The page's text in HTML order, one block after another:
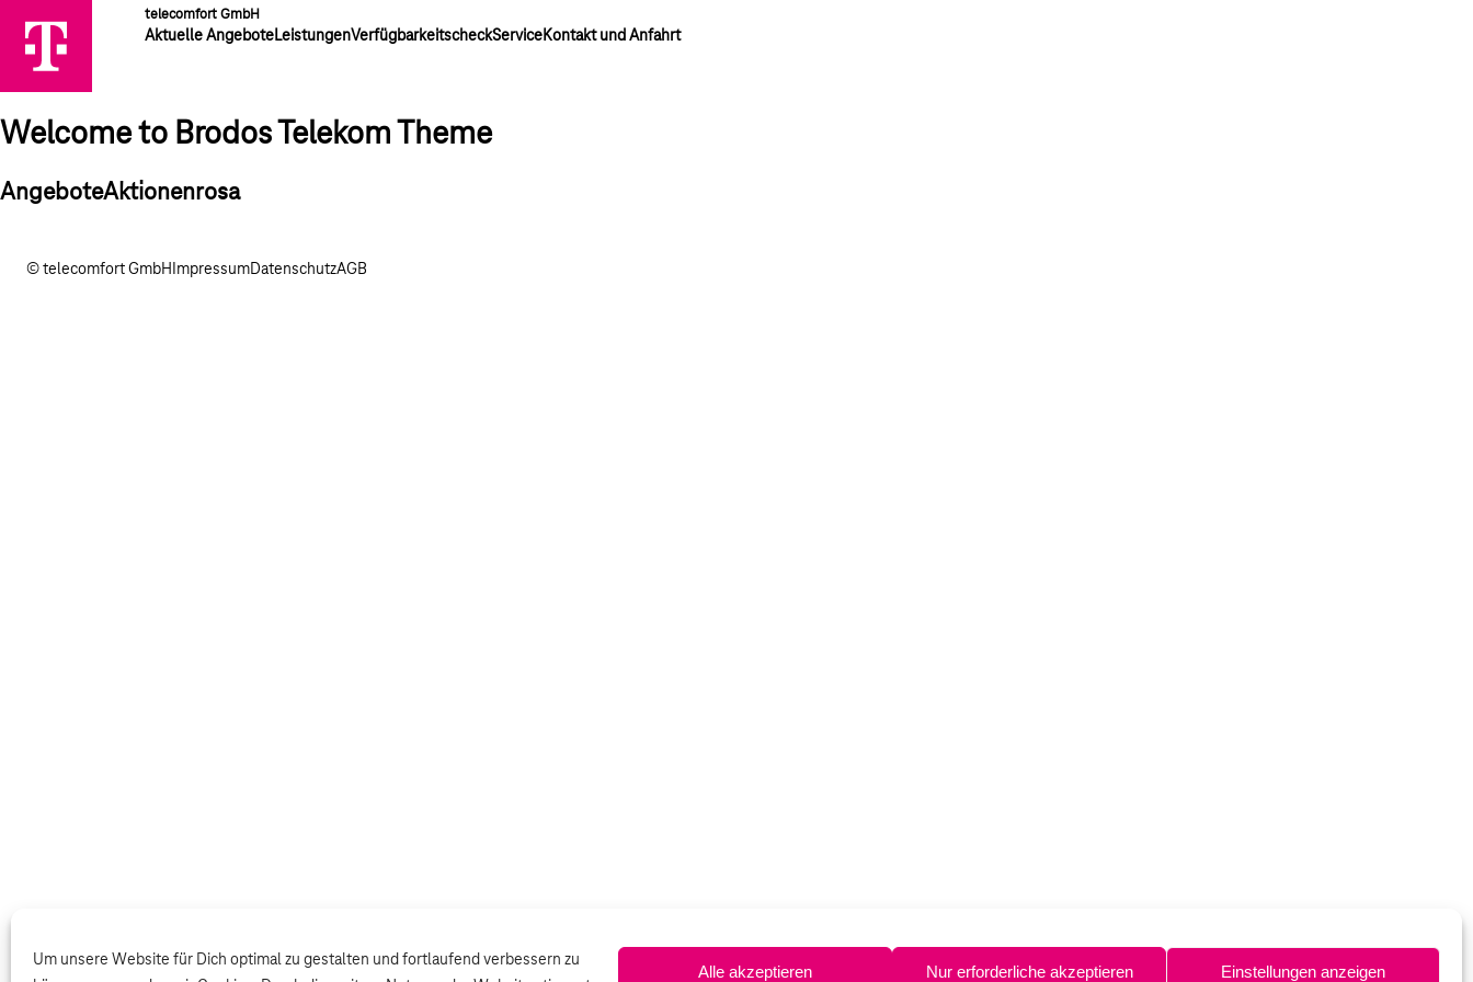
Um unsere Website für Dich optimal zu gestalten und fortlaufend verbessern zu
Alle akzeptieren Nur erforderliche akzeptieren Einstellungen anzeigen
telecomfort GmbH
Aktuelle AngeboteLeistungenVerfügbarkeitscheckServiceKontakt und Anfahrt
Welcome to Brodos Telekom Theme
AngeboteAktionenrosa
© telecomfort GmbH ImpressumDatenschutzAGB